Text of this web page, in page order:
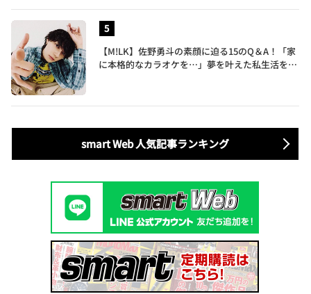
【M!LK】佐野勇斗の素顔に迫る15のQ＆A！「家
に本格的なカラオケを…」夢を叶えた私生活を公
smart Web 人気記事ランキング